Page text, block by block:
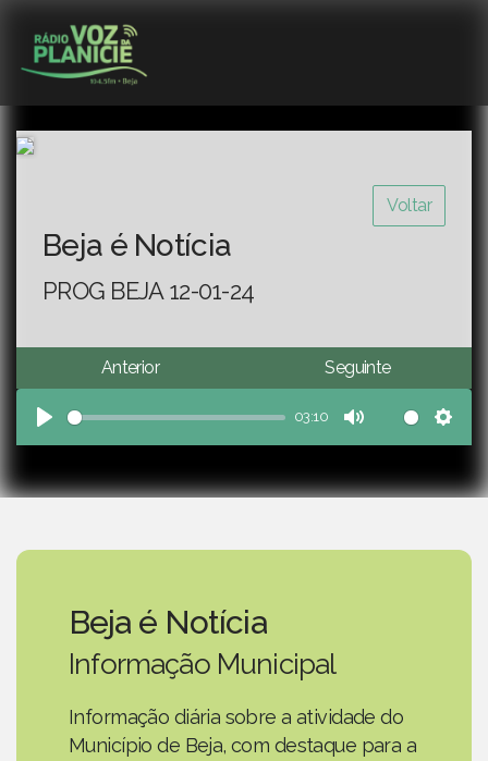
Voltar
Beja é Notícia
PROG BEJA 12-01-24
Anterior Seguinte
Play
03:10
Mute
Beja é Notícia
Informação Municipal
Informação diária sobre a atividade do
Município de Beja, com destaque para a